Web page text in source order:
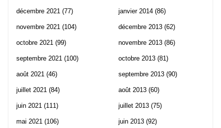
décembre 2021 (77)
novembre 2021 (104)
octobre 2021 (99)
septembre 2021 (100)
août 2021 (46)
juillet 2021 (84)
juin 2021 (111)
mai 2021 (106)
janvier 2014 (86)
décembre 2013 (62)
novembre 2013 (86)
octobre 2013 (81)
septembre 2013 (90)
août 2013 (60)
juillet 2013 (75)
juin 2013 (92)